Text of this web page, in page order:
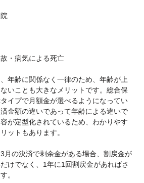
・病気による死亡
年齢に関係なく一律のため、年齢が上
いことも大きなメリットです。総合保
イプで月額金が選べるようになってい
金額の違いであって年齢による違いで
が定型化されているため、わかりやす
ットもあります。
月の決済で剰余金がある場合、割戻金が
けでなく、1年に1回割戻金があればさ
。